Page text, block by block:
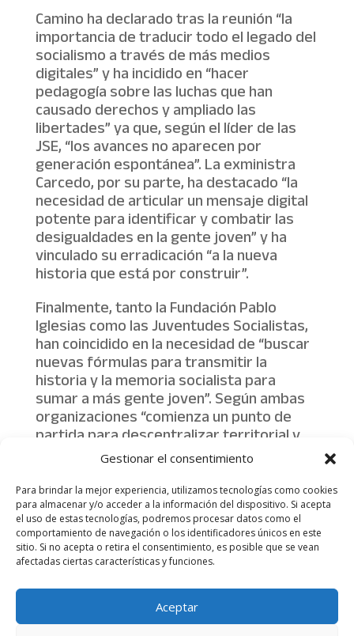
Gestionar el consentimiento
Para brindar la mejor experiencia, utilizamos tecnologías como cookies
para almacenar y/o acceder a la información del dispositivo. Si acepta
el uso de estas tecnologías, podremos procesar datos como el
comportamiento de navegación o los identificadores únicos en este
sitio. Si no acepta o retira el consentimiento, es posible que se vean
afectadas ciertas características y funciones.
Aceptar
Camino ha declarado tras la reunión “la
importancia de traducir todo el legado del
socialismo a través de más medios
digitales” y ha incidido en “hacer
pedagogía sobre las luchas que han
causado derechos y ampliado las
libertades” ya que, según el líder de las
JSE, “los avances no aparecen por
generación espontánea”. La exministra
Carcedo, por su parte, ha destacado “la
necesidad de articular un mensaje digital
potente para identificar y combatir las
desigualdades en la gente joven” y ha
vinculado su erradicación “a la nueva
historia que está por construir”.
Finalmente, tanto la Fundación Pablo
Iglesias como las Juventudes Socialistas,
han coincidido en la necesidad de “buscar
nuevas fórmulas para transmitir la
historia y la memoria socialista para
sumar a más gente joven”. Según ambas
organizaciones “comienza un punto de
partida para descentralizar territorial y
generacionalmente unos valores
que está ocurriendo en la actualidad”.
Más información sobre las cookies